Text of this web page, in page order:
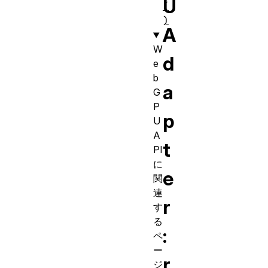
U
A
d
a
p
t
e
r
:
(
)
W
e
b
G
P
U
A
PI
に
関
連
す
る
ペ
ー
ジ